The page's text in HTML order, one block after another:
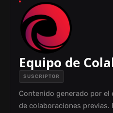
Equipo de
SUSCRIPTOR
Contenido generado por
de colaboraciones previas.